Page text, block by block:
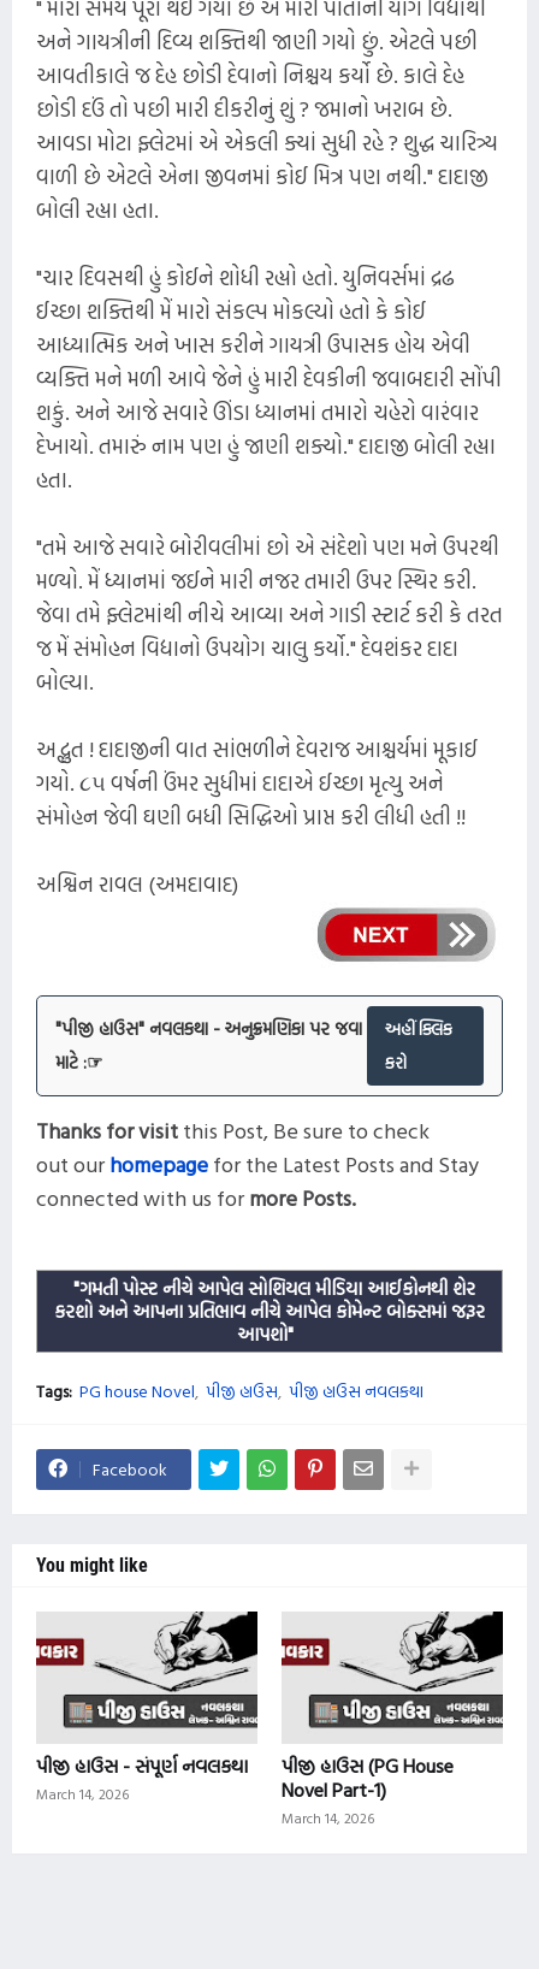
" મારો સમય પૂરો થઈ ગયો છે એ મારી પોતાની યોગ વિદ્યાથી
અને ગાયત્રીની દિવ્ય શક્તિથી જાણી ગયો છું. એટલે પછી
આવતીકાલે જ દેહ છોડી દેવાનો નિશ્ચય કર્યો છે. કાલે દેહ
છોડી દઉં તો પછી મારી દીકરીનું શું ? જમાનો ખરાબ છે.
આવડા મોટા ફ્લેટમાં એ એકલી ક્યાં સુધી રહે ? શુદ્ધ ચારિત્ર્ય
વાળી છે એટલે એના જીવનમાં કોઈ મિત્ર પણ નથી." દાદાજી
બોલી રહ્યા હતા.
"ચાર દિવસથી હું કોઈને શોધી રહ્યો હતો. યુનિવર્સમાં દ્રઢ
ઈચ્છા શક્તિથી મેં મારો સંકલ્પ મોકલ્યો હતો કે કોઈ
આધ્યાત્મિક અને ખાસ કરીને ગાયત્રી ઉપાસક હોય એવી
વ્યક્તિ મને મળી આવે જેને હું મારી દેવકીની જવાબદારી સોંપી
શકું. અને આજે સવારે ઊંડા ધ્યાનમાં તમારો ચહેરો વારંવાર
દેખાયો. તમારું નામ પણ હું જાણી શક્યો." દાદાજી બોલી રહ્યા
હતા.
"તમે આજે સવારે બોરીવલીમાં છો એ સંદેશો પણ મને ઉપરથી
મળ્યો. મેં ધ્યાનમાં જઈને મારી નજર તમારી ઉપર સ્થિર કરી.
જેવા તમે ફ્લેટમાંથી નીચે આવ્યા અને ગાડી સ્ટાર્ટ કરી કે તરત
જ મેં સંમોહન વિદ્યાનો ઉપયોગ ચાલુ કર્યો." દેવશંકર દાદા
બોલ્યા.
અદ્ભુત ! દાદાજીની વાત સાંભળીને દેવરાજ આશ્ચર્યમાં મૂકાઈ
ગયો. ૮૫ વર્ષની ઉંમર સુધીમાં દાદાએ ઈચ્છા મૃત્યુ અને
સંમોહન જેવી ઘણી બધી સિદ્ધિઓ પ્રાપ્ત કરી લીધી હતી !!
અશ્વિન રાવલ (અમદાવાદ)
"પીજી હાઉસ" નવલકથા - અનુક્રમણિકા પર જવા
માટે :☞
અહીં ક્લિક
કરો
Thanks for visitthis Post,Be sure to check
out ourhomepagefor the Latest Posts andStay
connected with us formorePosts.
"ગમતી પોસ્ટ નીચે આપેલ સોશિયલ મીડિયા આઈકોનથી શેર
કરશો અને આપના પ્રતિભાવ નીચે આપેલ કોમેન્ટ બોક્સમાં જરૂર
આપશો"
Tags: PG house Novel પીજી હાઉસ પીજી હાઉસ નવલકથા
Facebook
You might like
પીજી હાઉસ - સંપૂર્ણ નવલકથા
March 14, 2026
પીજી હાઉસ (PG House
Novel Part-1)
March 14, 2026